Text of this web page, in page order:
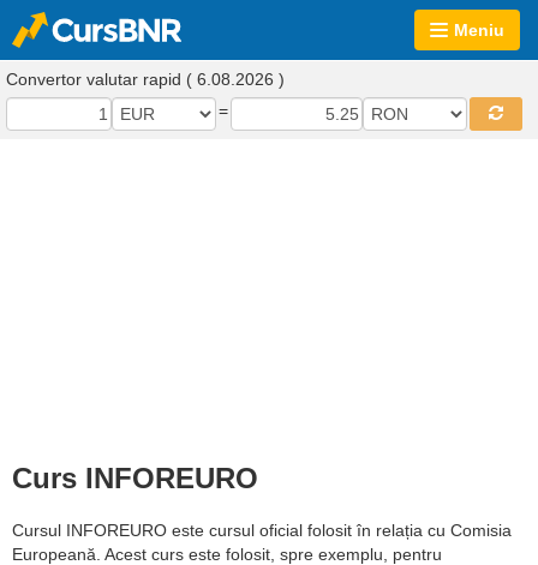
Meniu
Convertor valutar rapid ( 6.08.2026 )
=
Curs INFOREURO
Cursul INFOREURO este cursul oficial folosit în relația cu Comisia
Europeană. Acest curs este folosit, spre exemplu, pentru